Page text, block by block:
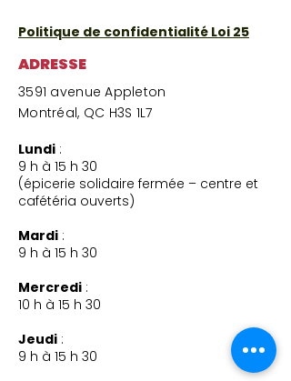
Politique de confidentialité Loi 25
ADRESSE
3591 avenue Appleton
Montréal, QC H3S 1L7
Lundi :
9 h à 15 h 30
(épicerie solidaire fermée – centre et
cafétéria ouverts)
Mardi :
9 h à 15 h 30
Mercredi :
10 h à 15 h 30
Jeudi :
9 h à 15 h 30